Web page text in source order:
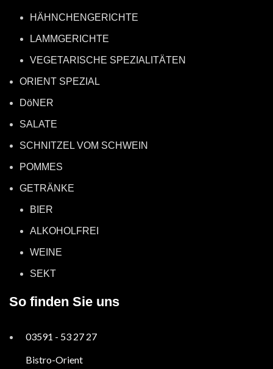
HÄHNCHENGERICHTE
LAMMGERICHTE
VEGETARISCHE SPEZIALITÄTEN
ORIENT SPEZIAL
DöNER
SALATE
SCHNITZEL VOM SCHWEIN
POMMES
GETRÄNKE
BIER
ALKOHOLFREI
WEINE
SEKT
So finden Sie uns
03591 - 53 27 27
Bistro-Orient